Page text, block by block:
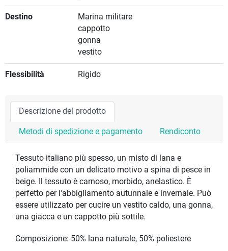
Destino
Marina militare
cappotto
gonna
vestito
Flessibilità Rigido
Descrizione del prodotto
Metodi di spedizione e pagamento Rendiconto
Tessuto italiano più spesso, un misto di lana e
poliammide con un delicato motivo a spina di pesce in
beige. Il tessuto è carnoso, morbido, anelastico. È
perfetto per l'abbigliamento autunnale e invernale. Può
essere utilizzato per cucire un vestito caldo, una gonna,
una giacca e un cappotto più sottile.
Composizione: 50% lana naturale, 50% poliestere